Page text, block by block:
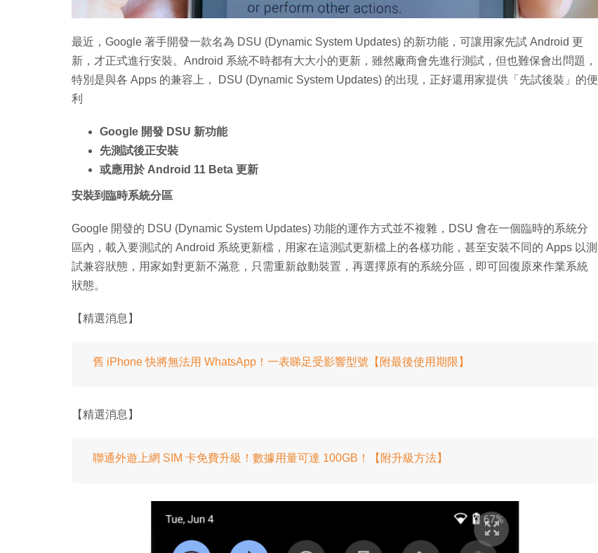
最近，Google 著手開發一款名為 DSU (Dynamic System Updates) 的新功能，可讓用家先試 Android 更
新，才正式進行安裝。Android 系統不時都有大大小的更新，雖然廠商會先進行測試，但也難保會出問題，
特別是與各 Apps 的兼容上， DSU (Dynamic System Updates) 的出現，正好還用家提供「先試後裝」的便
利
Google 開發 DSU 新功能
先測試後正安裝
或應用於 Android 11 Beta 更新
安裝到臨時系統分區
Google 開發的 DSU (Dynamic System Updates) 功能的運作方式並不複雜，DSU 會在一個臨時的系統分
區內，載入要測試的 Android 系統更新檔，用家在這測試更新檔上的各樣功能，甚至安裝不同的 Apps 以測
試兼容狀態，用家如對更新不滿意，只需重新啟動裝置，再選擇原有的系統分區，即可回復原來作業系統
狀態。
【精選消息】
舊 iPhone 快將無法用 WhatsApp！一表睇足受影響型號【附最後使用期限】
【精選消息】
聯通外遊上網 SIM 卡免費升級！數據用量可達 100GB！【附升級方法】